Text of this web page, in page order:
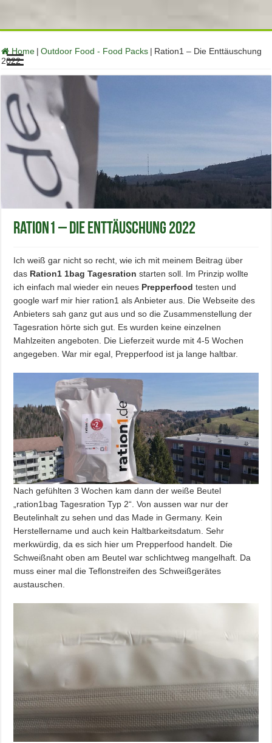
Home | Outdoor Food - Food Packs | Ration1 – Die Enttäuschung
2022
Ration1 – Die Enttäuschung 2022
Ich weiß gar nicht so recht, wie ich mit meinem Beitrag über
das Ration1 1bag Tagesration starten soll. Im Prinzip wollte
ich einfach mal wieder ein neues Prepperfood testen und
google warf mir hier ration1 als Anbieter aus. Die Webseite des
Anbieters sah ganz gut aus und so die Zusammenstellung der
Tagesration hörte sich gut. Es wurden keine einzelnen
Mahlzeiten angeboten. Die Lieferzeit wurde mit 4-5 Wochen
angegeben. War mir egal, Prepperfood ist ja lange haltbar.
Nach gefühlten 3 Wochen kam dann der weiße Beutel
„ration1bag Tagesration Typ 2“. Von aussen war nur der
Beutelinhalt zu sehen und das Made in Germany. Kein
Herstellername und auch kein Haltbarkeitsdatum. Sehr
merkwürdig, da es sich hier um Prepperfood handelt. Die
Schweißnaht oben am Beutel war schlichtweg mangelhaft. Da
muss einer mal die Teflonstreifen des Schweißgerätes
austauschen.